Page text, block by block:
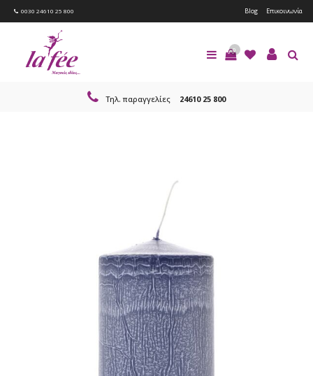
0030 24610 25 800 Blog Επικοινωνία
0
Τηλ. παραγγελίες 24610 25 800